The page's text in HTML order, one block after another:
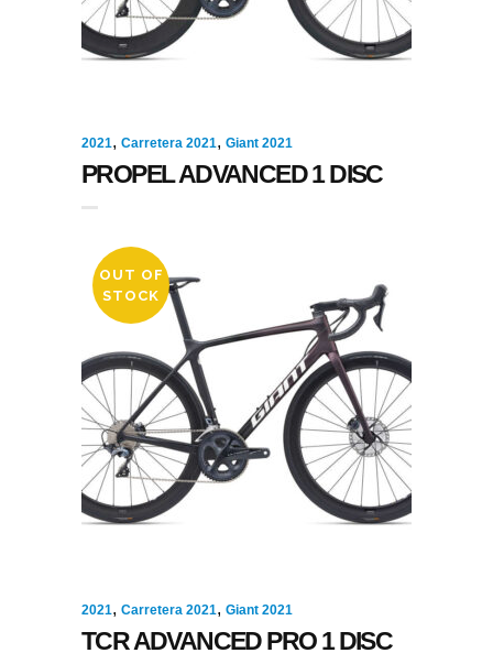
2021, Carretera 2021, Giant 2021
PROPEL ADVANCED 1 DISC
OUT OF
STOCK
2021, Carretera 2021, Giant 2021
TCR ADVANCED PRO 1 DISC